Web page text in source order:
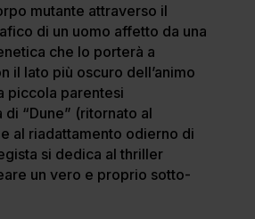
mutante attraverso il
di un uomo affetto da una
che lo porterà a
il lato più oscuro dell’animo
piccola parentesi
“Dune” (ritornato al
al riadattamento odierno di
si dedica al thriller
un vero e proprio sotto-